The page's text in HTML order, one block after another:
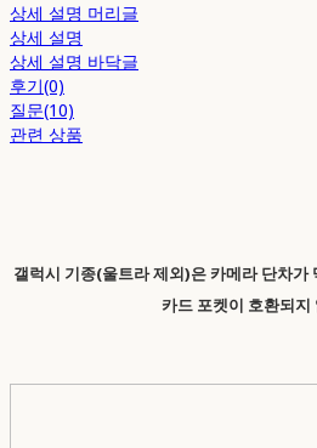
상세 설명 머리글
상세 설명
상세 설명 바닥글
후기(0)
질문(10)
관련 상품
갤럭시 기종(울트라 제외)은 카메라 단차가
카드 포켓이 호환되지